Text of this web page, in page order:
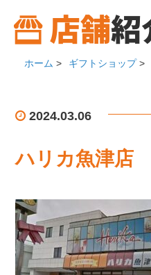
ホーム > ギフトショップ>
2024.03.06
ハリカ魚津店